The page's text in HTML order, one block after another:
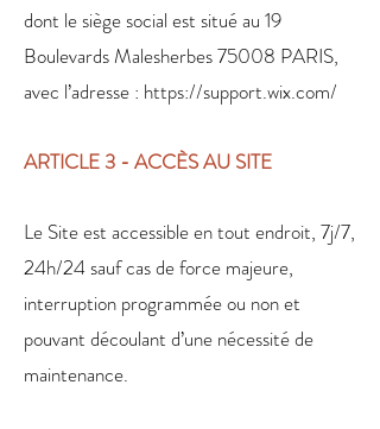
dont le siège social est situé au 19
Boulevards Malesherbes 75008 PARIS,
avec l’adresse : https://support.wix.com/
ARTICLE 3 - ACCÈS AU SITE
Le Site est accessible en tout endroit, 7j/7,
24h/24 sauf cas de force majeure,
interruption programmée ou non et
pouvant découlant d’une nécessité de
maintenance.